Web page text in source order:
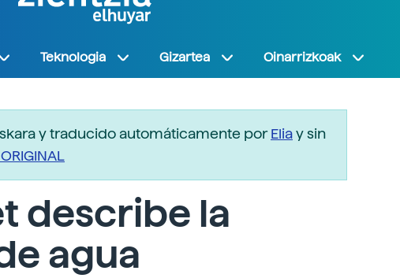
Teknologia Gizartea Oinarrizkoak
y traducido automáticamente porEliay sin
describe la
agua